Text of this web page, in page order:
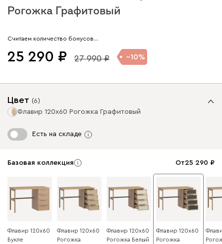
Рогожка Графитовый
Арт. 305218
Считаем количество бонусов…
25 290 27 990 10
Цвет (6)
Флавир 120x60 Рогожка Графитовый
Есть на складе
Базовая коллекция От25 290
Флавир 120x60
Букле
Флавир 120x60
Рогожка
Флавир 120x60
Рогожка Белый
Флавир 120x60
Рогожка